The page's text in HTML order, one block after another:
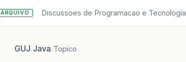
ARQUIVO Discussoes de Programacao e Tecnologia
GUJ/Java/Topico